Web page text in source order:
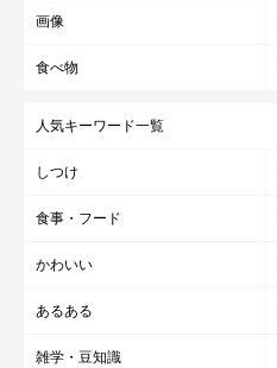
画像
食べ物
人気キーワード一覧
しつけ
食事・フード
かわいい
あるある
雑学・豆知識